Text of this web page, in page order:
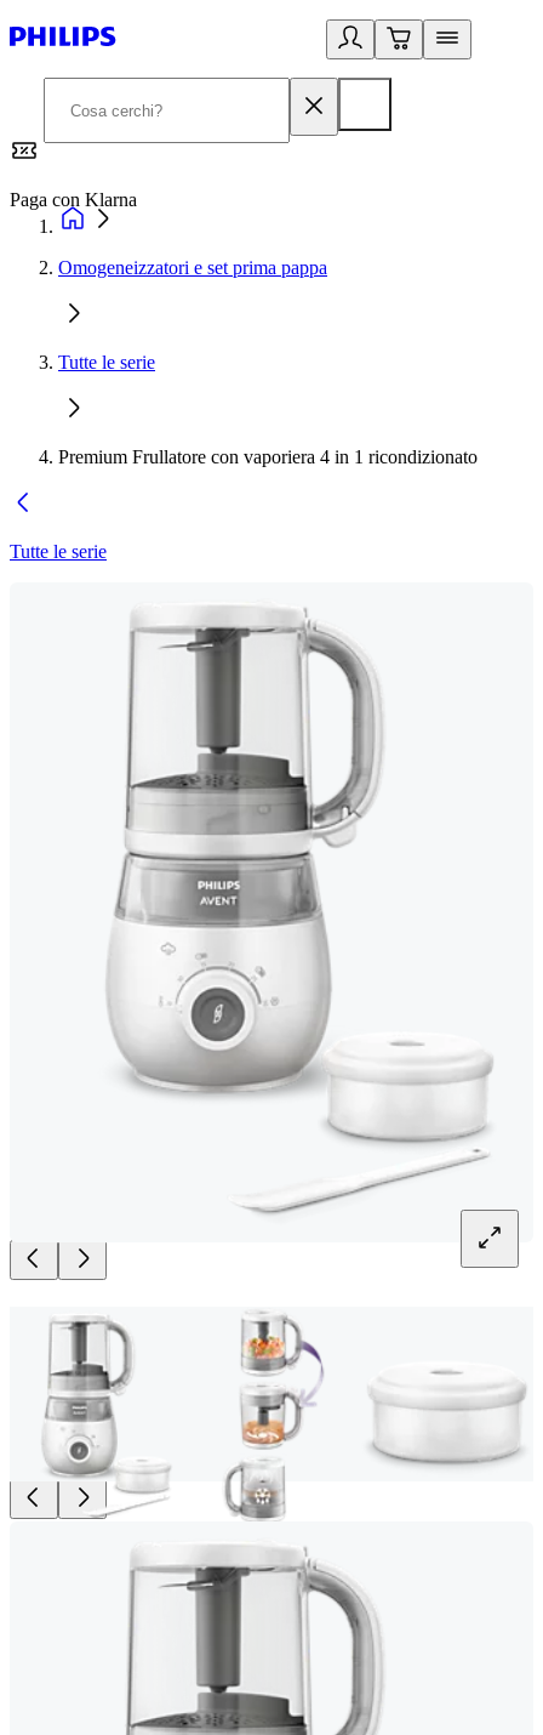
Paga con Klarna
Omogeneizzatori e set prima pappa
Tutte le serie
Premium Frullatore con vaporiera 4 in 1 ricondizionato
Tutte le serie